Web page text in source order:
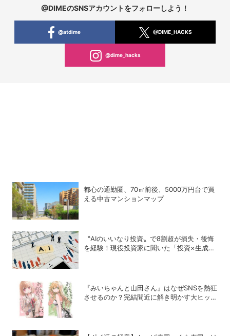
@DIMEのSNSアカウントをフォローしよう！
@atdime @DIME_HACKS
@dime_hacks
都心の通勤圏、70㎡前後、5000万円台で買
える中古マンションマップ
〝AIのいいなり投資〟で8割超が損失・後悔
を経験！現役投資家に聞いた「投資×生成
『みいちゃんと山田さん』はなぜSNSを熱狂
させるのか？完結間近に解き明かす大ヒット